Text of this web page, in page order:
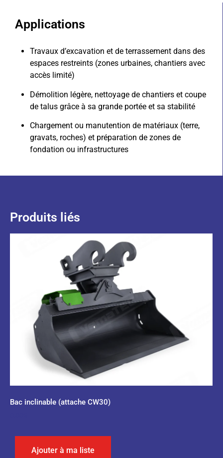
Applications
Travaux d’excavation et de terrassement dans des
espaces restreints (zones urbaines, chantiers avec
accès limité)
Démolition légère, nettoyage de chantiers et coupe
de talus grâce à sa grande portée et sa stabilité
Chargement ou manutention de matériaux (terre,
gravats, roches) et préparation de zones de
fondation ou infrastructures
Produits liés
Bac inclinable (attache CW30)
Ajouter à ma liste